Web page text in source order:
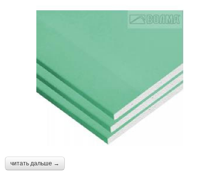
читать дальше →